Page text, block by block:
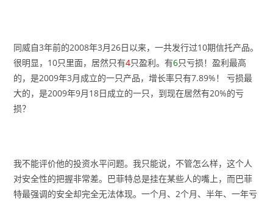
同威自3年前的2008年3月26日以来，一共发行过10期信托产品。
很明显，10只里面，居然只有4只盈利。有6只亏损！盈利最高
的，是2009年3月成立的一只产品，增长率只有7.89%！ 亏损最
大的，是2009年9月18日成立的一只，到现在居然有20%的亏
损？
我不能评价他的投资水平问题。我只能说，不管怎么样，这个人
对安全性的把握非常差。巴菲特总是挂在某些人的嘴上，而巴菲
特最强调的安全却完全无法体现。一个月、2个月、半年、一年亏